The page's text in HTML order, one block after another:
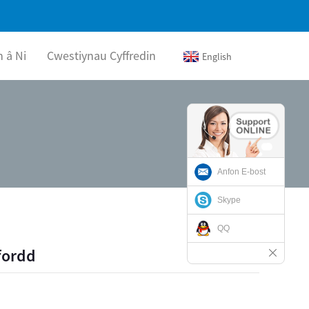
â Ni Cwestiynau Cyffredin English
Anfon E-bost
Skype
QQ